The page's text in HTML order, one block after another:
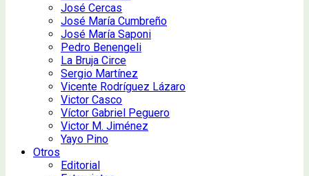
José Cercas
José María Cumbreño
José María Saponi
Pedro Benengeli
La Bruja Circe
Sergio Martínez
Vicente Rodríguez Lázaro
Victor Casco
Víctor Gabriel Peguero
Victor M. Jiménez
Yayo Pino
Otros
Editorial